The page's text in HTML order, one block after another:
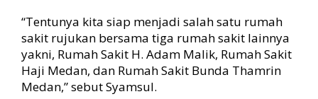
r
s
e
a
n
“Tentunya kita siap menjadi salah satu rumah
sakit rujukan bersama tiga rumah sakit lainnya
yakni, Rumah Sakit H. Adam Malik, Rumah Sakit
Haji Medan, dan Rumah Sakit Bunda Thamrin
Medan,” sebut Syamsul.